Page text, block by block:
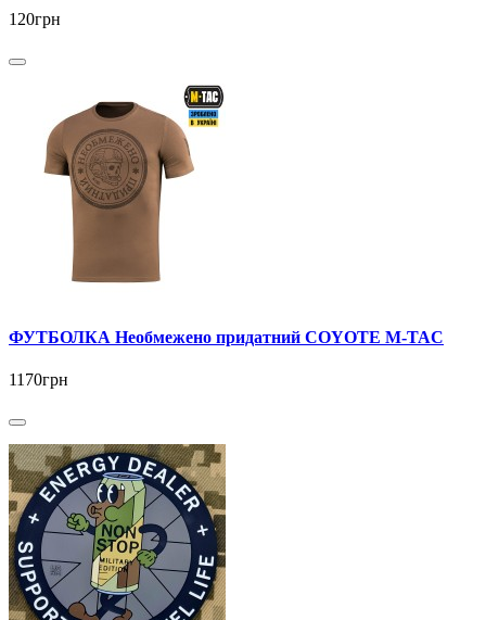
120грн
ФУТБОЛКА Необмежено придатний COYOTE M-TAC
1170грн